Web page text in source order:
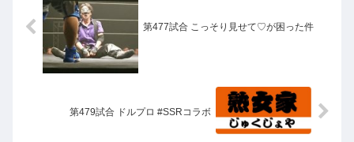
第477試合 こっそり見せて♡が困った件
第479試合 ドルプロ #SSRコラボ